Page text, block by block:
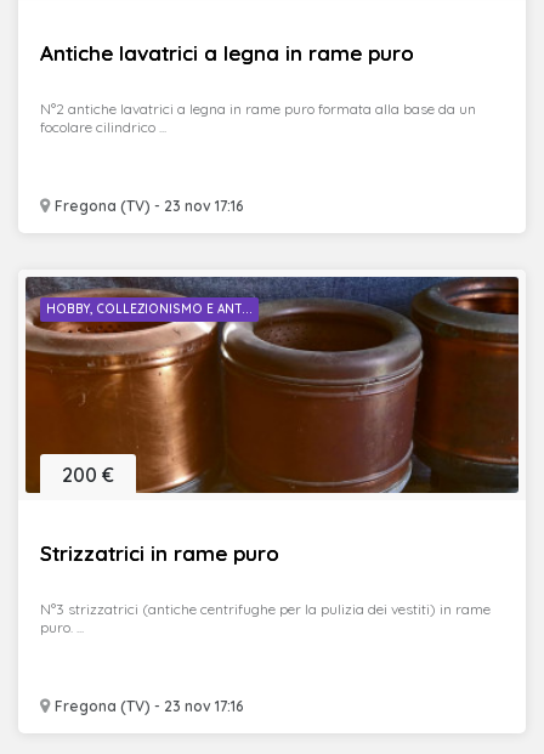
Antiche lavatrici a legna in rame puro
Fregona (TV) - 23 nov 17:16
N°2 antiche lavatrici a legna in rame puro formata alla base da un
focolare cilindrico ...
HOBBY, COLLEZIONISMO E ANT...
Strizzatrici in rame puro
Fregona (TV) - 23 nov 17:16
200 €
N°3 strizzatrici (antiche centrifughe per la pulizia dei vestiti) in rame
puro. ...